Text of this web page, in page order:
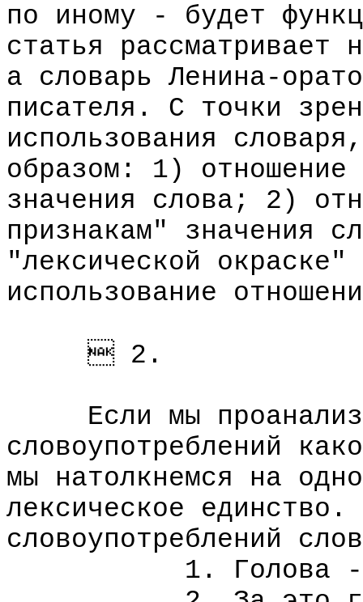
по иному - будет
статья рассматривает
а словарь Ленина-
писателя. С точки
использования
образом: 1) отношение
значения слова; 2)
признакам" значения
"лексической
использование
 2.
Если мы
словоупотреблений
мы натолкнемся на
лексическое единство.
словоупотреблений
1. Голова -